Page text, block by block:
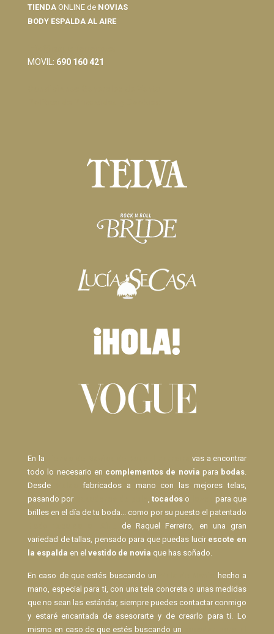
TIENDA ONLINE de NOVIAS
BODY ESPALDA AL AIRE
MOVIL: 690 160 421
En la
vas a encontrar
todo lo necesario en complementos de novia para bodas.
Desde
fabricados a mano con las mejores telas,
pasando por
,tocados o
para que
brilles en el día de tu boda... como por su puesto el patentado
de Raquel Ferreiro, en una gran
variedad de tallas, pensado para que puedas lucir escote en
la espalda en el vestido de novia que has soñado.
En caso de que estés buscando un
hecho a
mano, especial para ti, con una tela concreta o unas medidas
que no sean las estándar, siempre puedes contactar conmigo
y estaré encantada de asesorarte y de crearlo para ti. Lo
mismo en caso de que estés buscando un